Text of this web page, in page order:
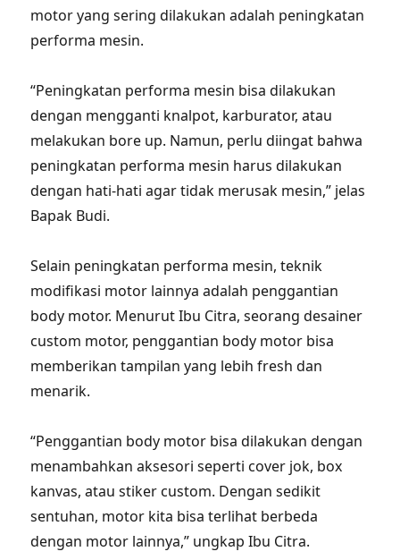
motor yang sering dilakukan adalah peningkatan
performa mesin.
“Peningkatan performa mesin bisa dilakukan
dengan mengganti knalpot, karburator, atau
melakukan bore up. Namun, perlu diingat bahwa
peningkatan performa mesin harus dilakukan
dengan hati-hati agar tidak merusak mesin,” jelas
Bapak Budi.
Selain peningkatan performa mesin, teknik
modifikasi motor lainnya adalah penggantian
body motor. Menurut Ibu Citra, seorang desainer
custom motor, penggantian body motor bisa
memberikan tampilan yang lebih fresh dan
menarik.
“Penggantian body motor bisa dilakukan dengan
menambahkan aksesori seperti cover jok, box
kanvas, atau stiker custom. Dengan sedikit
sentuhan, motor kita bisa terlihat berbeda
dengan motor lainnya,” ungkap Ibu Citra.